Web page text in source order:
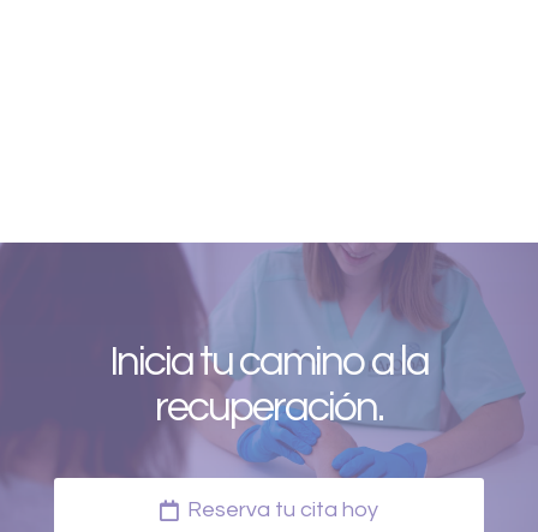
Inicia tu camino a la
recuperación.
Reserva tu cita hoy